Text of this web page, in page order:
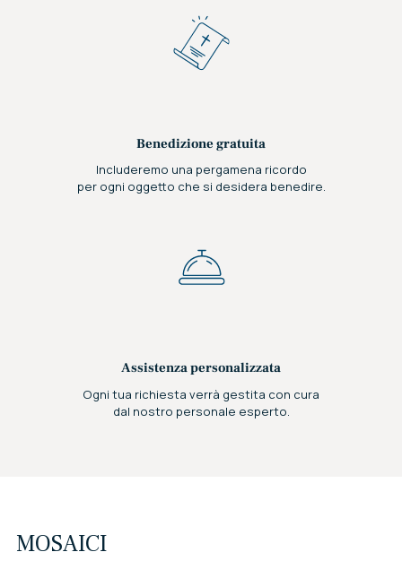
Benedizione gratuita
Includeremo una pergamena ricordo
per ogni oggetto che si desidera benedire.
Assistenza personalizzata
Ogni tua richiesta verrà gestita con cura
dal nostro personale esperto.
MOSAICI